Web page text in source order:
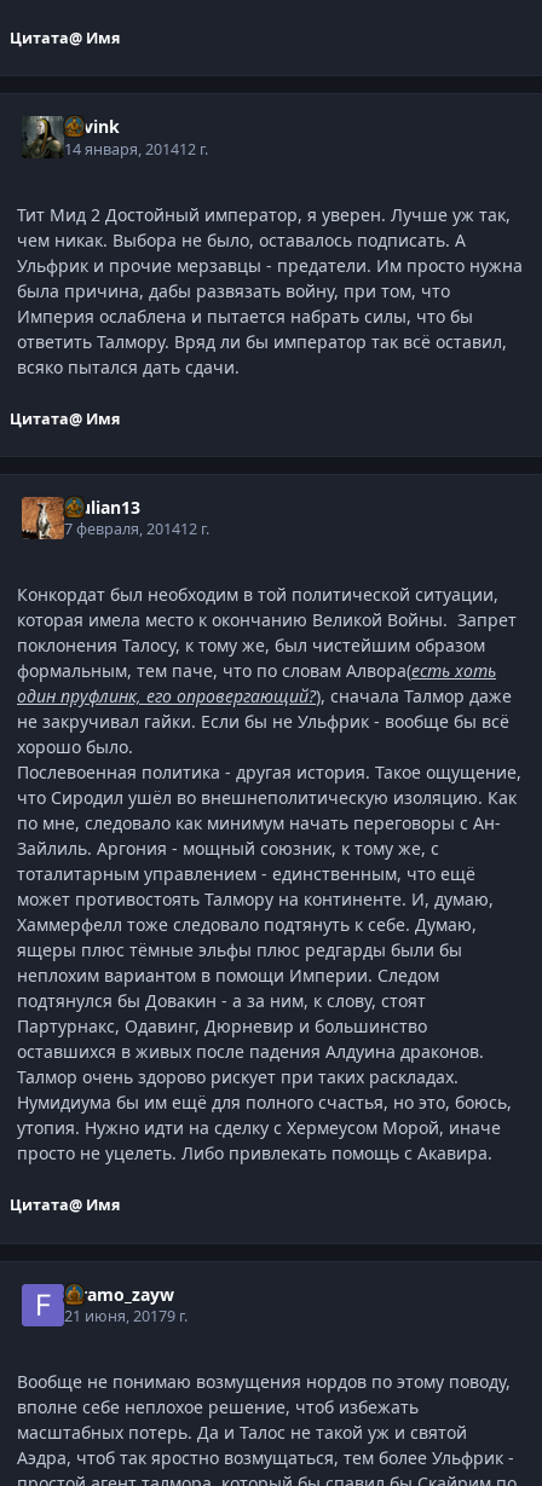
Цитата@ Имя
Savink
14 января, 201412 г.
Тит Мид 2 Достойный император, я уверен. Лучше уж так,
чем никак. Выбора не было, оставалось подписать. А
Ульфрик и прочие мерзавцы - предатели. Им просто нужна
была причина, дабы развязать войну, при том, что
Империя ослаблена и пытается набрать силы, что бы
ответить Талмору. Вряд ли бы император так всё оставил,
всяко пытался дать сдачи.
Цитата@ Имя
djulian13
7 февраля, 201412 г.
Конкордат был необходим в той политической ситуации,
которая имела место к окончанию Великой Войны. Запрет
поклонения Талосу, к тому же, был чистейшим образом
формальным, тем паче, что по словам Алвора(есть хоть
один пруфлинк, его опровергающий?), сначала Талмор даже
не закручивал гайки. Если бы не Ульфрик - вообще бы всё
хорошо было.
Послевоенная политика - другая история. Такое ощущение,
что Сиродил ушёл во внешнеполитическую изоляцию. Как
по мне, следовало как минимум начать переговоры с Ан-
Зайлиль. Аргония - мощный союзник, к тому же, с
тоталитарным управлением - единственным, что ещё
может противостоять Талмору на континенте. И, думаю,
Хаммерфелл тоже следовало подтянуть к себе. Думаю,
ящеры плюс тёмные эльфы плюс редгарды были бы
неплохим вариантом в помощи Империи. Следом
подтянулся бы Довакин - а за ним, к слову, стоят
Партурнакс, Одавинг, Дюрневир и большинство
оставшихся в живых после падения Алдуина драконов.
Талмор очень здорово рискует при таких раскладах.
Нумидиума бы им ещё для полного счастья, но это, боюсь,
утопия. Нужно идти на сделку с Хермеусом Морой, иначе
просто не уцелеть. Либо привлекать помощь с Акавира.
Цитата@ Имя
faramo_zayw
21 июня, 20179 г.
Вообще не понимаю возмущения нордов по этому поводу,
вполне себе неплохое решение, чтоб избежать
масштабных потерь. Да и Талос не такой уж и святой
Аэдра, чтоб так яростно возмущаться, тем более Ульфрик -